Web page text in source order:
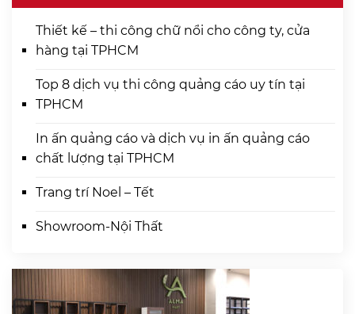
Thiết kế – thi công chữ nổi cho công ty, cửa
hàng tại TPHCM
Top 8 dịch vụ thi công quảng cáo uy tín tại
TPHCM
In ấn quảng cáo và dịch vụ in ấn quảng cáo
chất lượng tại TPHCM
Trang trí Noel – Tết
Showroom-Nội Thất